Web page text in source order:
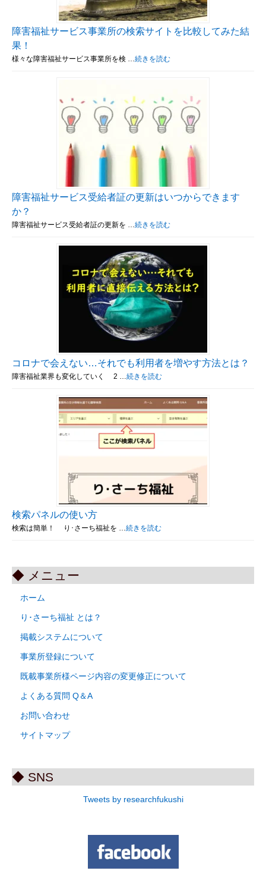
障害福祉サービス事業所の検索サイトを比較してみた結
果！
様々な障害福祉サービス事業所を検 … 続きを読む
障害福祉サービス受給者証の更新はいつからできます
か？
障害福祉サービス受給者証の更新を … 続きを読む
コロナで会えない…それでも利用者を増やす方法とは？
障害福祉業界も変化していく 2 … 続きを読む
検索パネルの使い方
検索は簡単！ り･さーち福祉を … 続きを読む
◆ メニュー
ホーム
り･さーち福祉 とは？
掲載システムについて
事業所登録について
既載事業所様ページ内容の変更修正について
よくある質問 Q＆A
お問い合わせ
サイトマップ
◆ SNS
Tweets by researchfukushi